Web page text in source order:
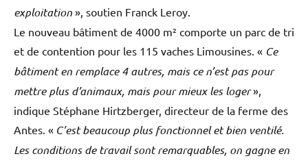
exploitation », soutien Franck Leroy.
Le nouveau bâtiment de 4000 m² comporte un parc de tri
et de contention pour les 115 vaches Limousines. « Ce
bâtiment en remplace 4 autres, mais ce n’est pas pour
mettre plus d’animaux, mais pour mieux les loger»,
indique Stéphane Hirtzberger, directeur de la ferme des
Antes. « C’est beaucoup plus fonctionnel et bien ventilé.
Les conditions de travail sont remarquables, on gagne en